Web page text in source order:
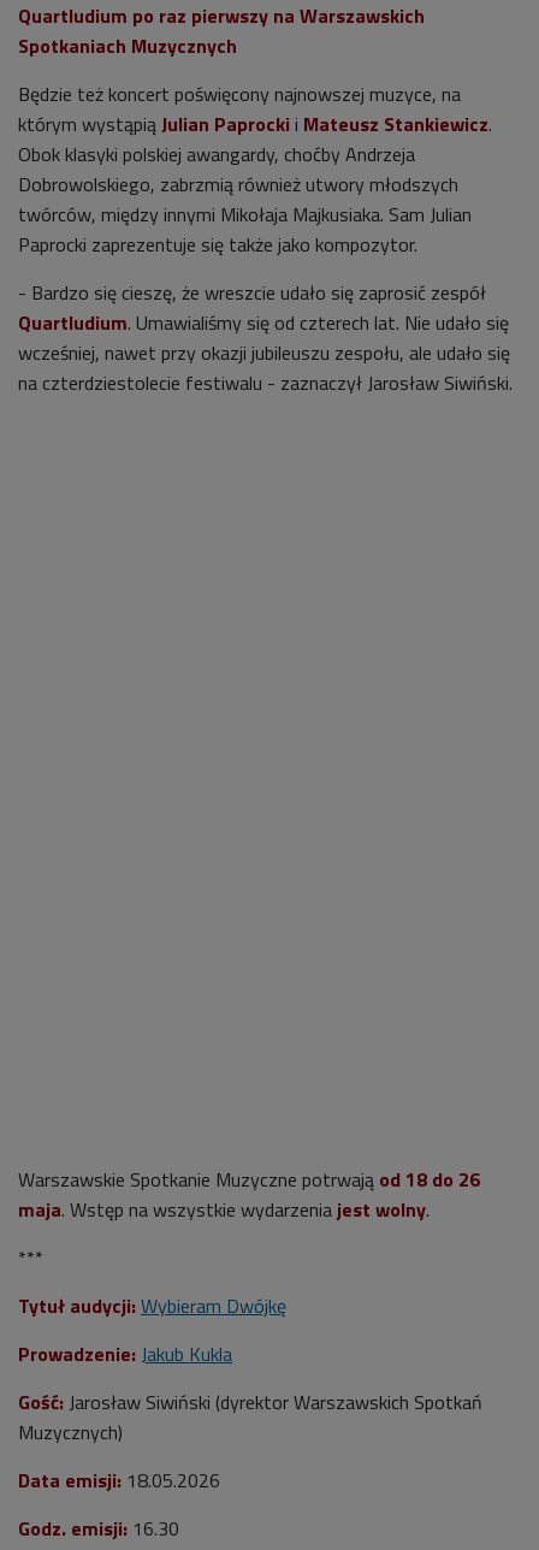
Quartludium po raz pierwszy na Warszawskich
Spotkaniach Muzycznych
Będzie też koncert poświęcony najnowszej muzyce, na
którym wystąpiąJulian Paprocki i Mateusz Stankiewicz.
Obok klasyki polskiej awangardy, choćby Andrzeja
Dobrowolskiego, zabrzmią również utwory młodszych
twórców, między innymi Mikołaja Majkusiaka. Sam Julian
Paprocki zaprezentuje się także jako kompozytor.
- Bardzo się cieszę, że wreszcie udało się zaprosić zespół
Quartludium. Umawialiśmy się od czterech lat. Nie udało się
wcześniej, nawet przy okazji jubileuszu zespołu, ale udało się
na czterdziestolecie festiwalu - zaznaczył Jarosław Siwiński.
Warszawskie Spotkanie Muzyczne potrwają od 18 do 26
maja. Wstęp na wszystkie wydarzeniajest wolny.
***
Tytuł audycji: Wybieram Dwójkę
Prowadzenie: Jakub Kukla
Gość: Jarosław Siwiński (dyrektor Warszawskich Spotkań
Muzycznych)
Data emisji: 18.05.2026
Godz. emisji: 16.30